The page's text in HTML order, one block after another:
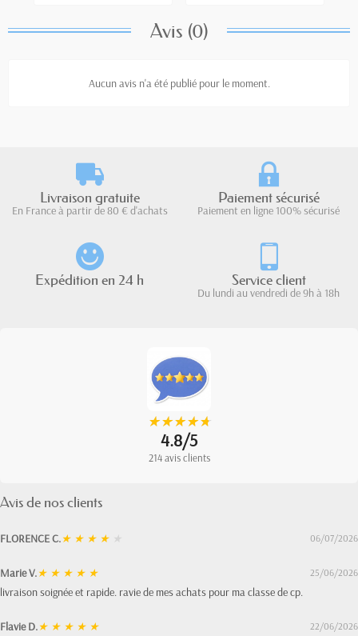
Avis (0)
Aucun avis n'a été publié pour le moment.
Livraison gratuite
En France à partir de 80 € d'achats
Paiement sécurisé
Paiement en ligne 100% sécurisé
Expédition en 24 h Service client
Du lundi au vendredi de 9h à 18h
★
★★
★★
★★
★★
★
4.8/5
214 avis clients
Avis de nos clients
FLORENCE C.★ ★ ★ ★ ★ 06/07/2026
Marie V.★ ★ ★ ★ ★ 25/06/2026
livraison soignée et rapide. ravie de mes achats pour ma classe de cp.
Flavie D.★ ★ ★ ★ ★ 22/06/2026